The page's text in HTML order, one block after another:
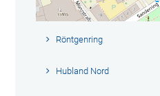
Röntgenring
Hubland Nord